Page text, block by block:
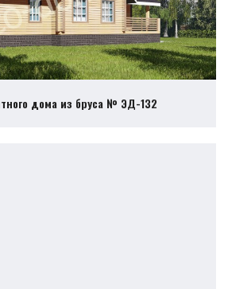
дома из бруса № ЭД-132